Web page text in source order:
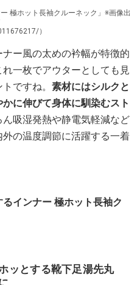
極ホット長袖クルーネック」※画像出
）
ー風の太めの衿幅が特徴的
一枚でアウターとしても見
ですね。 素材にはシルクと
に伸びて身体に馴染むスト
ん吸湿発熱や静電気軽減など
の温度調節に活躍する一着
インナー 極ホット長袖ク
ッとする靴下足湯先丸